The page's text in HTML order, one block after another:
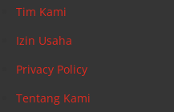
Tim Kami
Izin Usaha
Privacy Policy
Tentang Kami